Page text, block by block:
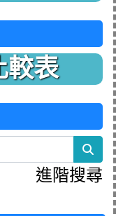
較表
進階搜尋